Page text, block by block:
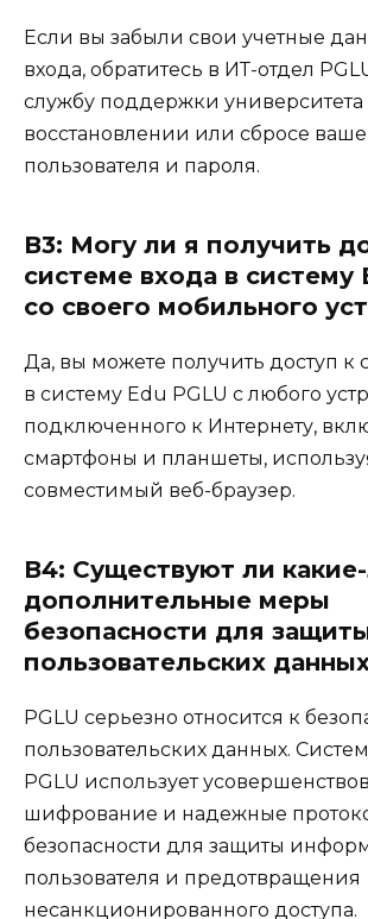
Если вы забыли свои учетные
входа, обратитесь в ИТ-отдел
службу поддержки
восстановлении или сбросе
пользователя и пароля.
В3: Могу ли я получить
системе входа в систему
со своего мобильного
Да, вы можете получить доступ к
в систему Edu PGLU с любого
подключенного к Интернету,
смартфоны и планшеты,
совместимый веб-браузер.
В4: Существуют ли
дополнительные меры
безопасности для
пользовательских
PGLU серьезно относится к
пользовательских данных.
PGLU использует
шифрование и надежные
безопасности для защиты
пользователя и предотвращения
несанкционированного доступа.